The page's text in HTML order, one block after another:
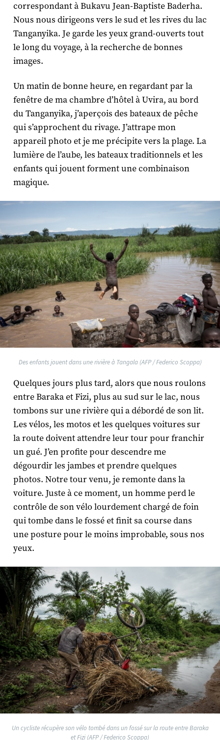
correspondant à Bukavu Jean-Baptiste Baderha.
Nous nous dirigeons vers le sud et les rives du lac
Tanganyika. Je garde les yeux grand-ouverts tout
le long du voyage, à la recherche de bonnes
images.
Un matin de bonne heure, en regardant par la
fenêtre de ma chambre d’hôtel à Uvira, au bord
du Tanganyika, j’aperçois des bateaux de pêche
qui s’approchent du rivage. J’attrape mon
appareil photo et je me précipite vers la plage. La
lumière de l’aube, les bateaux traditionnels et les
enfants qui jouent forment une combinaison
magique.
Des enfants jouent dans une rivière à Tangala (AFP / Federico Scoppa)
Quelques jours plus tard, alors que nous roulons
entre Baraka et Fizi, plus au sud sur le lac, nous
tombons sur une rivière qui a débordé de son lit.
Les vélos, les motos et les quelques voitures sur
la route doivent attendre leur tour pour franchir
un gué. J’en profite pour descendre me
dégourdir les jambes et prendre quelques
photos. Notre tour venu, je remonte dans la
voiture. Juste à ce moment, un homme perd le
contrôle de son vélo lourdement chargé de foin
qui tombe dans le fossé et finit sa course dans
une posture pour le moins improbable, sous nos
yeux.
Un cycliste récupère son vélo tombé dans un fossé sur la route entre Baraka
et Fizi (AFP / Federico Scoppa)